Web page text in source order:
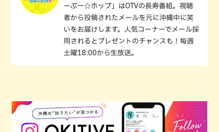
ーぷー☆ホップ」はOTVの長寿番組。視聴
者から投稿されたメールを元に沖縄中に笑
いをお届けします。人気コーナーでメール採
用されるとプレゼントのチャンスも！毎週
土曜18:00から生放送。